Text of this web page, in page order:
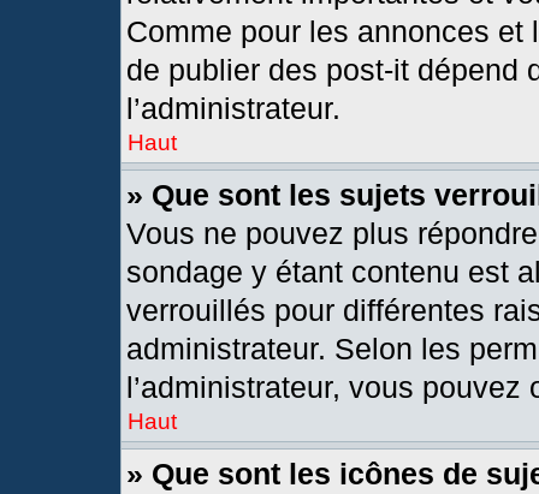
Comme pour les annonces
de publier des post-it dépend
l’administrateur.
Haut
» Que sont les sujets
Vous ne pouvez plus
sondage y étant contenu est
verrouillés pour différentes
administrateur. Selon les
l’administrateur, vous
Haut
» Que sont les icônes de